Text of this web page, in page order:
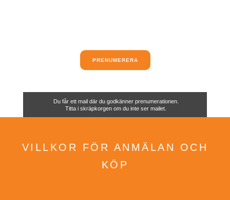
PRENUMERERA
Du får ett mail där du godkänner prenumerationen.
Titta i skräpkorgen om du inte ser mailet.
VILLKOR FÖR ANMÄLAN OCH
KÖP